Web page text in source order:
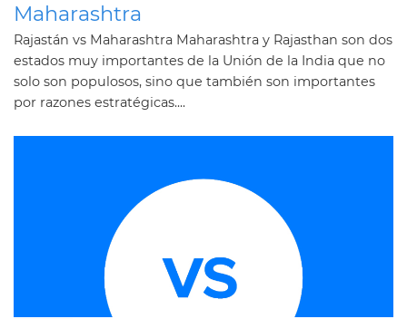
Maharashtra
Rajastán vs Maharashtra Maharashtra y Rajasthan son dos
estados muy importantes de la Unión de la India que no
solo son populosos, sino que también son importantes
por razones estratégicas....